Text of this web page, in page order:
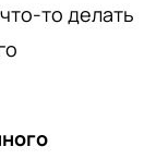
то делать